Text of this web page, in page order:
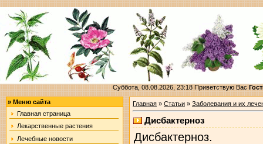
Суббота, 08.08.2026, 23:18Приветствую Вас
» Меню сайта
Главная страница
Лекарственные растения
Лечебные новости
Главная» Статьи» Заболевания и их
Дисбактерноз
Дисбактерноз.